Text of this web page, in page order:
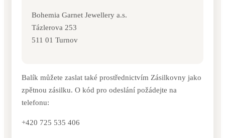
Bohemia Garnet Jewellery a.s.
Tázlerova 253
511 01 Turnov
Balík můžete zaslat také prostřednictvím Zásilkovny jako
zpětnou zásilku. O kód pro odeslání požádejte na
telefonu:
+420 725 535 406